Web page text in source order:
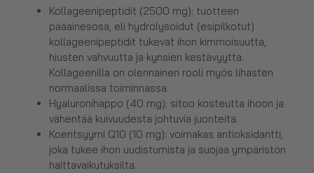
Kollageenipeptidit (2500 mg): tuotteen
pääainesosa, eli hydrolysoidut (esipilkotut)
kollageenipeptidit tukevat ihon kimmoisuutta,
hiusten vahvuutta ja kynsien kestävyyttä.
Kollageenilla on olennainen rooli myös lihasten
normaalissa toiminnassa.
Hyaluronihappo (40 mg): sitoo kosteutta ihoon ja
vähentää kuivuudesta johtuvia juonteita.
Koentsyymi Q10 (10 mg): voimakas antioksidantti,
joka tukee ihon uudistumista ja suojaa ympäristön
haittavaikutuksilta.